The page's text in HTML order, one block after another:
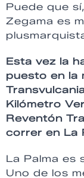
Puede que
Zegama es
Esta vez la
puesto en la
Kilómetro
Reventón
correr en La
La Palma es
Uno de los